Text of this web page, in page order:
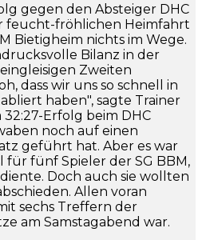
gegen den Absteiger DHC
feucht-fröhlichen Heimfahrt
Bietigheim nichts im Wege.
Bilanz in der
Zweiten
dass wir uns so schnell in
haben", sagte Trainer
Erfolg beim DHC
noch auf einen
geführt hat. Aber es war
für fünf Spieler der SG BBM,
Doch auch sie wollten
Allen voran
sechs Treffern der
am Samstagabend war.